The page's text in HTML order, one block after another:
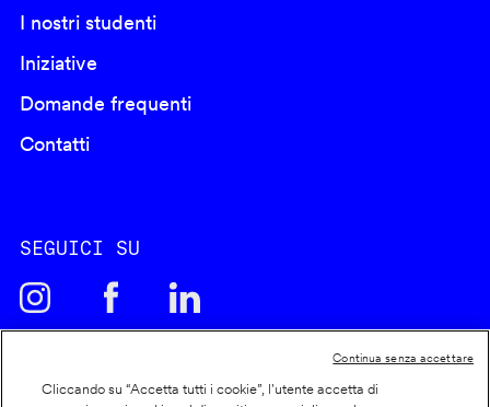
I nostri studenti
Iniziative
Domande frequenti
Contatti
SEGUICI SU
Cliccando su “Accetta tutti i cookie”, l'utente accetta di
Continua senza accettare